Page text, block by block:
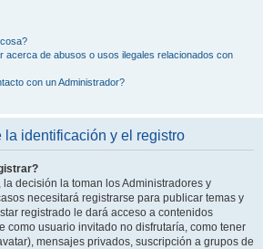
acerca de abusos o usos ilegales relacionados con
con un Administrador?
la identificación y el registro
decisión la toman los Administradores y
necesitará registrarse para publicar temas y
registrado le dará acceso a contenidos
como usuario invitado no disfrutaría, como tener
mensajes privados, suscripción a grupos de